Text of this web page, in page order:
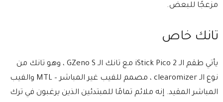
مزعجًا للبعض.
تانك خاص
يأتي طقم الـ iStick Pico 2 مع تانك الـ GZeno S ، وهو تانك من
نوع الـ clearomizer ، مصمم للفيب غير المباشر – MTL والفيب
المباشر المقيد. إنه ملائم تمامًا للمبتدئين الذين يرغبون في ترك